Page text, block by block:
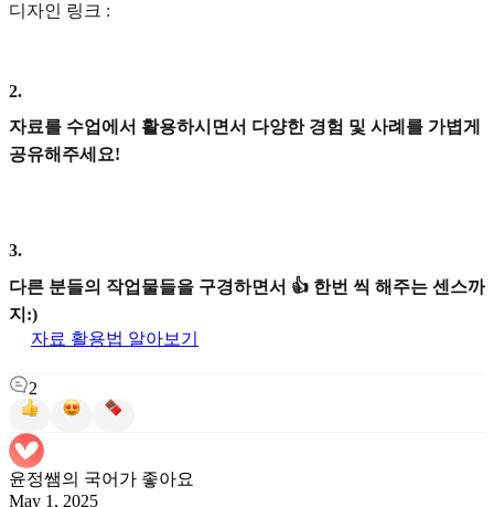
디자인 링크 :
2.
자료를 수업에서 활용하시면서 다양한 경험 및 사례를 가볍게
공유해주세요!
3.
다른 분들의 작업물들을 구경하면서 👍 한번 씩 해주는 센스까
지:)
자료 활용법 알아보기
2
윤정쌤의 국어가 좋아요
May 1, 2025